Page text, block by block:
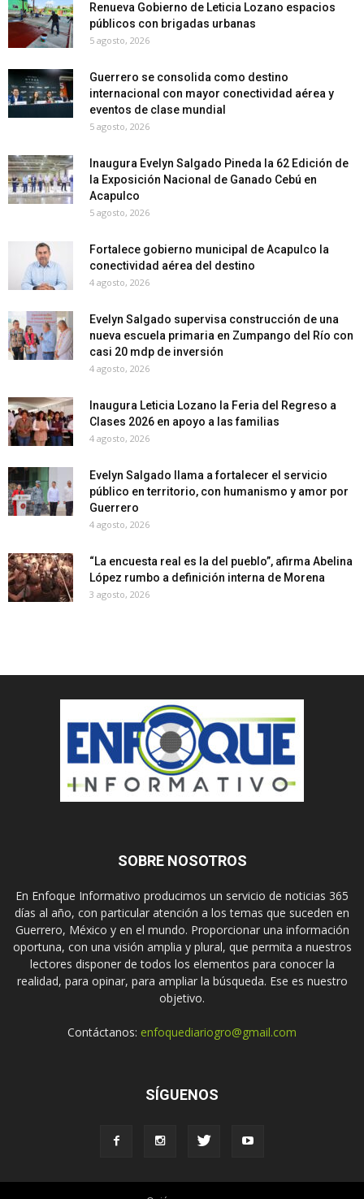
Renueva Gobierno de Leticia Lozano espacios
públicos con brigadas urbanas
5 agosto, 2026
Guerrero se consolida como destino
internacional con mayor conectividad aérea y
eventos de clase mundial
5 agosto, 2026
Inaugura Evelyn Salgado Pineda la 62 Edición de
la Exposición Nacional de Ganado Cebú en
Acapulco
5 agosto, 2026
Fortalece gobierno municipal de Acapulco la
conectividad aérea del destino
4 agosto, 2026
Evelyn Salgado supervisa construcción de una
nueva escuela primaria en Zumpango del Río con
casi 20 mdp de inversión
4 agosto, 2026
Inaugura Leticia Lozano la Feria del Regreso a
Clases 2026 en apoyo a las familias
4 agosto, 2026
Evelyn Salgado llama a fortalecer el servicio
público en territorio, con humanismo y amor por
Guerrero
4 agosto, 2026
“La encuesta real es la del pueblo”, afirma Abelina
López rumbo a definición interna de Morena
3 agosto, 2026
SOBRE NOSOTROS
En Enfoque Informativo producimos un servicio de noticias 365
días al año, con particular atención a los temas que suceden en
Guerrero, México y en el mundo. Proporcionar una información
oportuna, con una visión amplia y plural, que permita a nuestros
lectores disponer de todos los elementos para conocer la
realidad, para opinar, para ampliar la búsqueda. Ese es nuestro
objetivo.
Contáctanos: enfoquediariogro@gmail.com
SÍGUENOS